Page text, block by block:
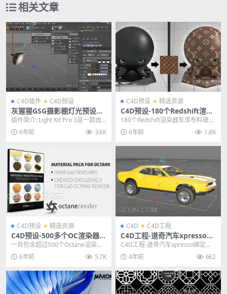
相关文章
C4D插件 C4D预设
灰猩猩GSG摄影棚灯光预设辅
助插件 Light Kit Pro 3 Win
中文汉化版
插件简介: Light Kit Pro 3是一款由G
reyscalegorill...
6年前 3.6K
C4D预设 精选资源
C4D预设-180个Redshift渲染
器车漆布料玻璃塑料金属液体
石头木纹材质预设
180个Redshift渲染器车漆布料玻璃
塑料金属液体石头木纹材质预设，
一共包含...
6年前 1.8K
VIP
C4D预设 精选资源
C4D预设-500多个OC渲染器纹
理贴图材质预设包
一共包含超过500个Octane渲染器
用的C4D材质预设，有木材、石
头、塑料、橡...
6年前 5.7K
C4D C4D工程
C4D工程-道奇汽车xpresso绑
定模型工程预设 Xpresso car
rig
C4D工程-道奇汽车xpresso绑定模
型工程预设 Xpresso car ri...
4年前 662